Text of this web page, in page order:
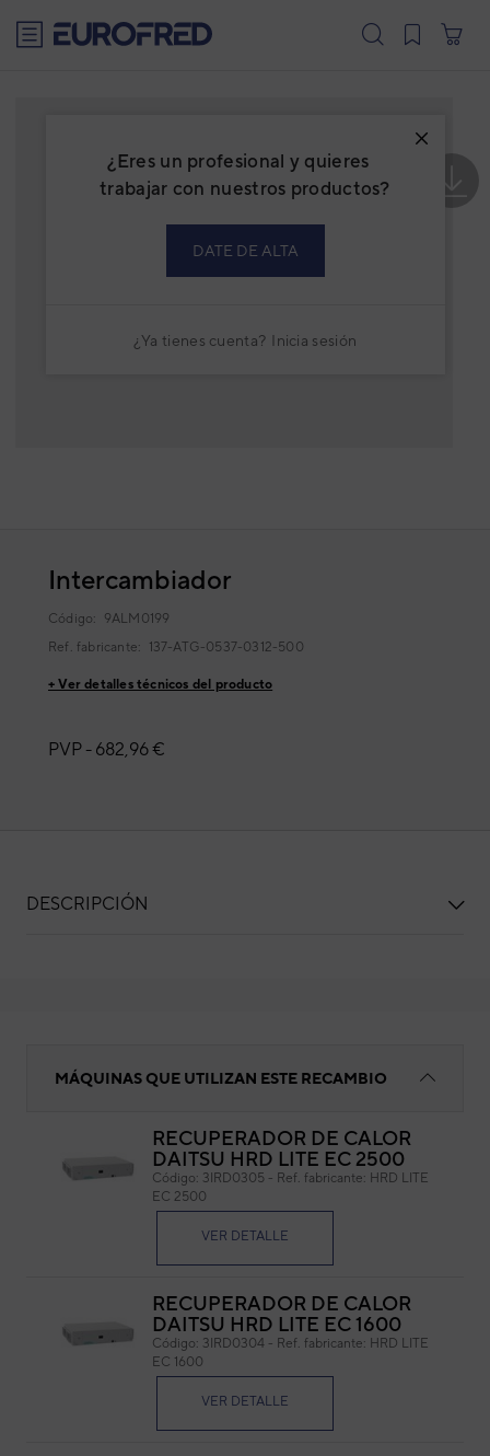
¿Eres un profesional y quieres
trabajar con nuestros productos?
DATE DE ALTA
¿Ya tienes cuenta? Inicia sesión
Intercambiador
Código: 9ALM0199
Ref. fabricante: 137-ATG-0537-0312-500
+ Ver detalles técnicos del producto
PVP - 682,96 €
DESCRIPCIÓN
MÁQUINAS QUE UTILIZAN ESTE RECAMBIO
RECUPERADOR DE CALOR
DAITSU HRD LITE EC 2500
Código: 3IRD0305 - Ref. fabricante: HRD LITE
EC 2500
VER DETALLE
RECUPERADOR DE CALOR
DAITSU HRD LITE EC 1600
Código: 3IRD0304 - Ref. fabricante: HRD LITE
EC 1600
VER DETALLE